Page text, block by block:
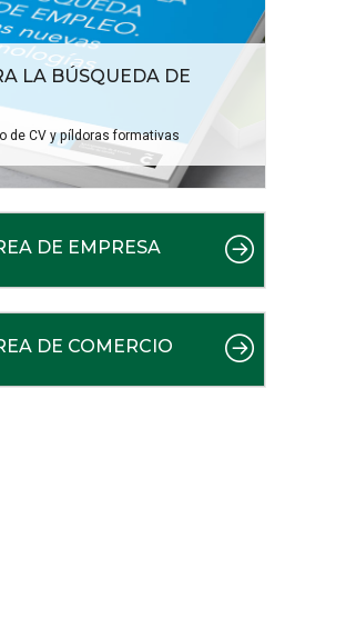
LA BÚSQUEDA DE
de CV y píldoras formativas
DE EMPRESA
DE COMERCIO